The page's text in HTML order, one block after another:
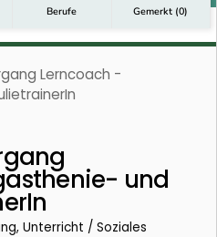
Berufe Gemerkt (0)
Lerncoach -
und
Unterricht / Soziales